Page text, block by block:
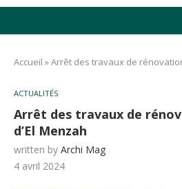
Accueil »Arrêt des travaux de
ACTUALITÉS
Arrêt des travaux de
d’El Menzah
written by Archi Mag
4 avril 2024